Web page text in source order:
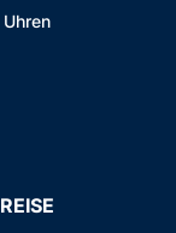
Uhren
REISE